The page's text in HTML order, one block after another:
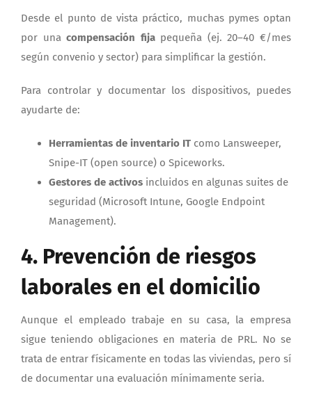
Desde el punto de vista práctico, muchas pymes optan
por unacompensación fijapequeña (ej. 20–40 €/mes
según convenio y sector) para simplificar la gestión.
Para controlar y documentar los dispositivos, puedes
ayudarte de:
Herramientas de inventario IT como Lansweeper,
Snipe-IT (open source) o Spiceworks.
Gestores de activos incluidos en algunas suites de
seguridad (Microsoft Intune, Google Endpoint
Management).
4. Prevención de riesgos
laborales en el domicilio
Aunque el empleado trabaje en su casa, la empresa
sigue teniendo obligaciones en materia de PRL. No se
trata de entrar físicamente en todas las viviendas, pero sí
de documentar una evaluación mínimamente seria.